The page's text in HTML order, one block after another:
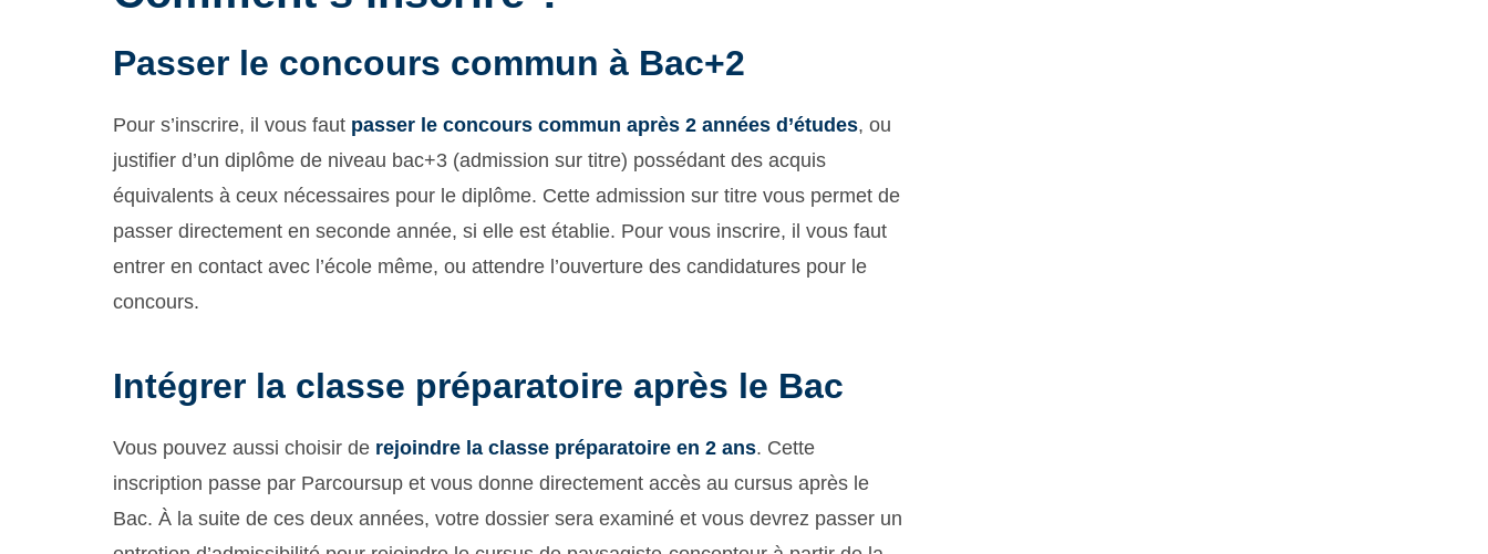
Passer le concours commun à Bac+2
Pour s’inscrire, il vous faut passer le concours commun après 2 années d’études, ou
justifier d’un diplôme de niveau bac+3 (admission sur titre) possédant des acquis
équivalents à ceux nécessaires pour le diplôme. Cette admission sur titre vous permet de
passer directement en seconde année, si elle est établie. Pour vous inscrire, il vous faut
entrer en contact avec l’école même, ou attendre l’ouverture des candidatures pour le
concours.
Intégrer la classe préparatoire après le Bac
Vous pouvez aussi choisir de rejoindre la classe préparatoire en 2 ans. Cette
inscription passe par Parcoursup et vous donne directement accès au cursus après le
Bac. À la suite de ces deux années, votre dossier sera examiné et vous devrez passer un